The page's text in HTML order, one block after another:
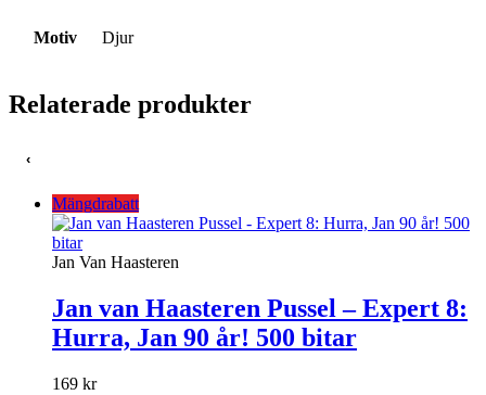
Motiv Djur
Relaterade produkter
‹
Mängdrabatt
Jan Van Haasteren
Jan van Haasteren Pussel – Expert 8:
Hurra, Jan 90 år! 500 bitar
169 kr